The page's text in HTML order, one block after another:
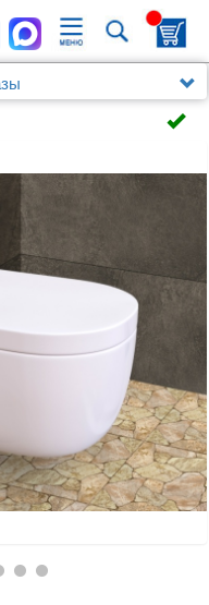
L5 Soft Touch